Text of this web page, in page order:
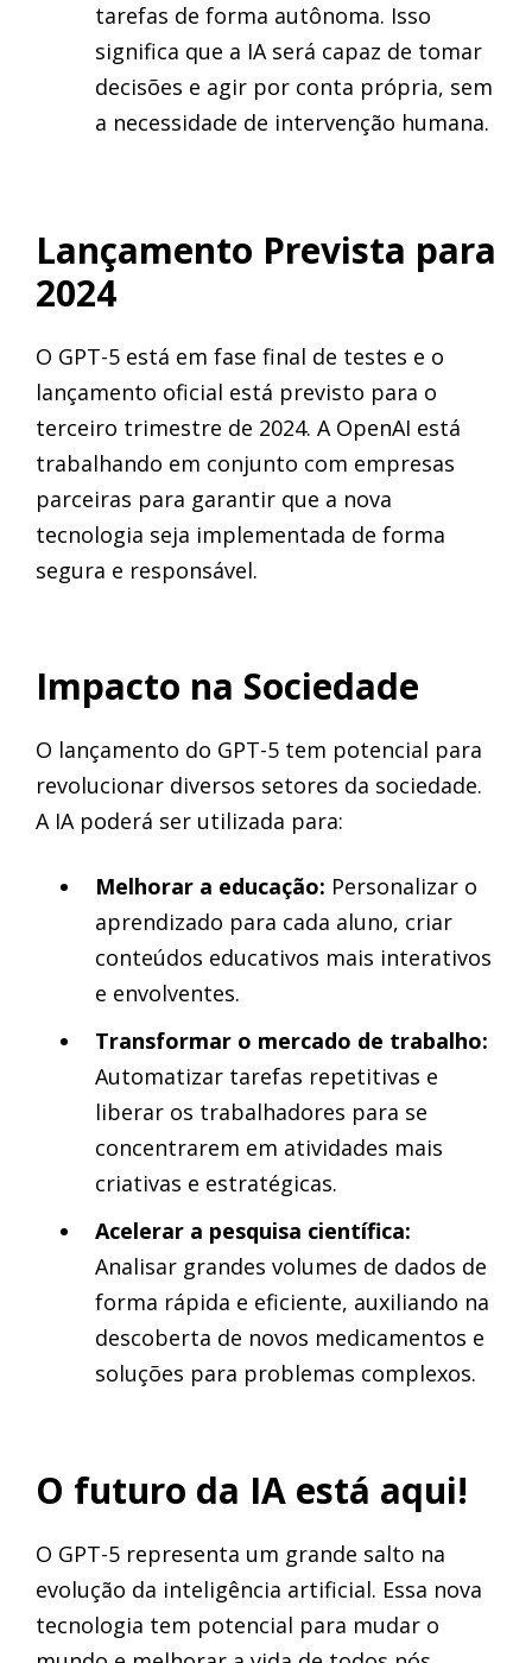
tarefas de forma autônoma. Isso
significa que a IA será capaz de tomar
decisões e agir por conta própria, sem
a necessidade de intervenção humana.
Lançamento Prevista para
2024
O GPT-5 está em fase final de testes e o
lançamento oficial está previsto para o
terceiro trimestre de 2024. A OpenAI está
trabalhando em conjunto com empresas
parceiras para garantir que a nova
tecnologia seja implementada de forma
segura e responsável.
Impacto na Sociedade
O lançamento do GPT-5 tem potencial para
revolucionar diversos setores da sociedade.
A IA poderá ser utilizada para:
Melhorar a educação: Personalizar o
aprendizado para cada aluno, criar
conteúdos educativos mais interativos
e envolventes.
Transformar o mercado de trabalho:
Automatizar tarefas repetitivas e
liberar os trabalhadores para se
concentrarem em atividades mais
criativas e estratégicas.
Acelerar a pesquisa científica:
Analisar grandes volumes de dados de
forma rápida e eficiente, auxiliando na
descoberta de novos medicamentos e
soluções para problemas complexos.
O futuro da IA está aqui!
O GPT-5 representa um grande salto na
evolução da inteligência artificial. Essa nova
tecnologia tem potencial para mudar o